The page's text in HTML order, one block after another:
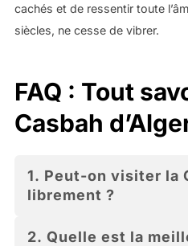
cachés et de ressentir toute
siècles, ne cesse de vibrer.
FAQ : Tout
Casbah
1. Peut-on visiter la
librement ?
2. Quelle est la